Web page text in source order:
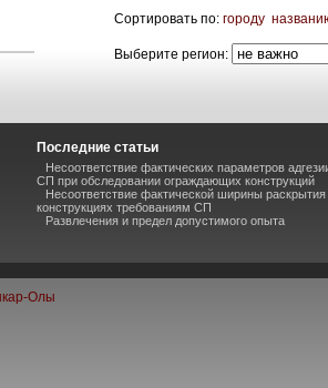
Сортировать по: городу
Выберите регион:
Последние статьи
Несоответствие фактических параметров
СП при обследовании ограждающих конструкций
Несоответствие фактической ширины
конструкциях требованиям СП
Развлечения и предел допустимого опыта
Олы